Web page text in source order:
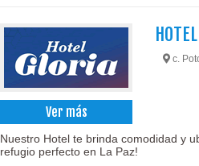
Ver más
c.
Nuestro Hotel te brinda comodidad y
refugio perfecto en La Paz!